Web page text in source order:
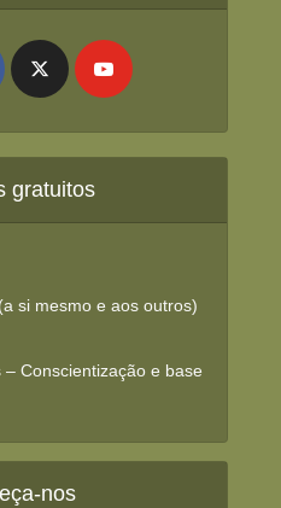
gratuitos
si mesmo e aos outros)
Conscientização e base
nos